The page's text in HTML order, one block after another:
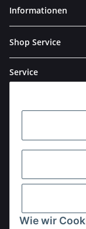
Wie wir
Informationen
Shop Service
Service